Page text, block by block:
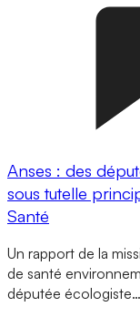
Anses : des
sous tutelle
Santé
Un rapport de la
de santé
députée écologiste…